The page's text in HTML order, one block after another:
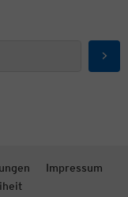
Impressum